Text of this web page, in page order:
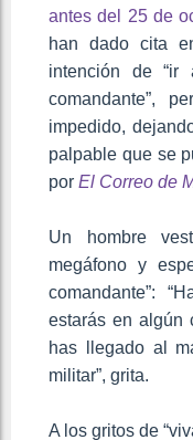
antes del 25 de
han dado cita
intención de “ir
comandante”,
impedido,
palpable que se
por El Correo de
Un hombre
megáfono y
comandante”:
estarás en algún
has llegado al
militar”, grita.
A los gritos de